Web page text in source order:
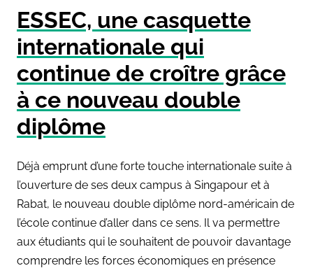
ESSEC, une casquette
internationale qui
continue de croître grâce
à ce nouveau double
diplôme
Déjà emprunt d’une forte touche internationale suite à
l’ouverture de ses deux campus à Singapour et à
Rabat, le nouveau double diplôme nord-américain de
l’école continue d’aller dans ce sens. Il va permettre
aux étudiants qui le souhaitent de pouvoir davantage
comprendre les forces économiques en présence